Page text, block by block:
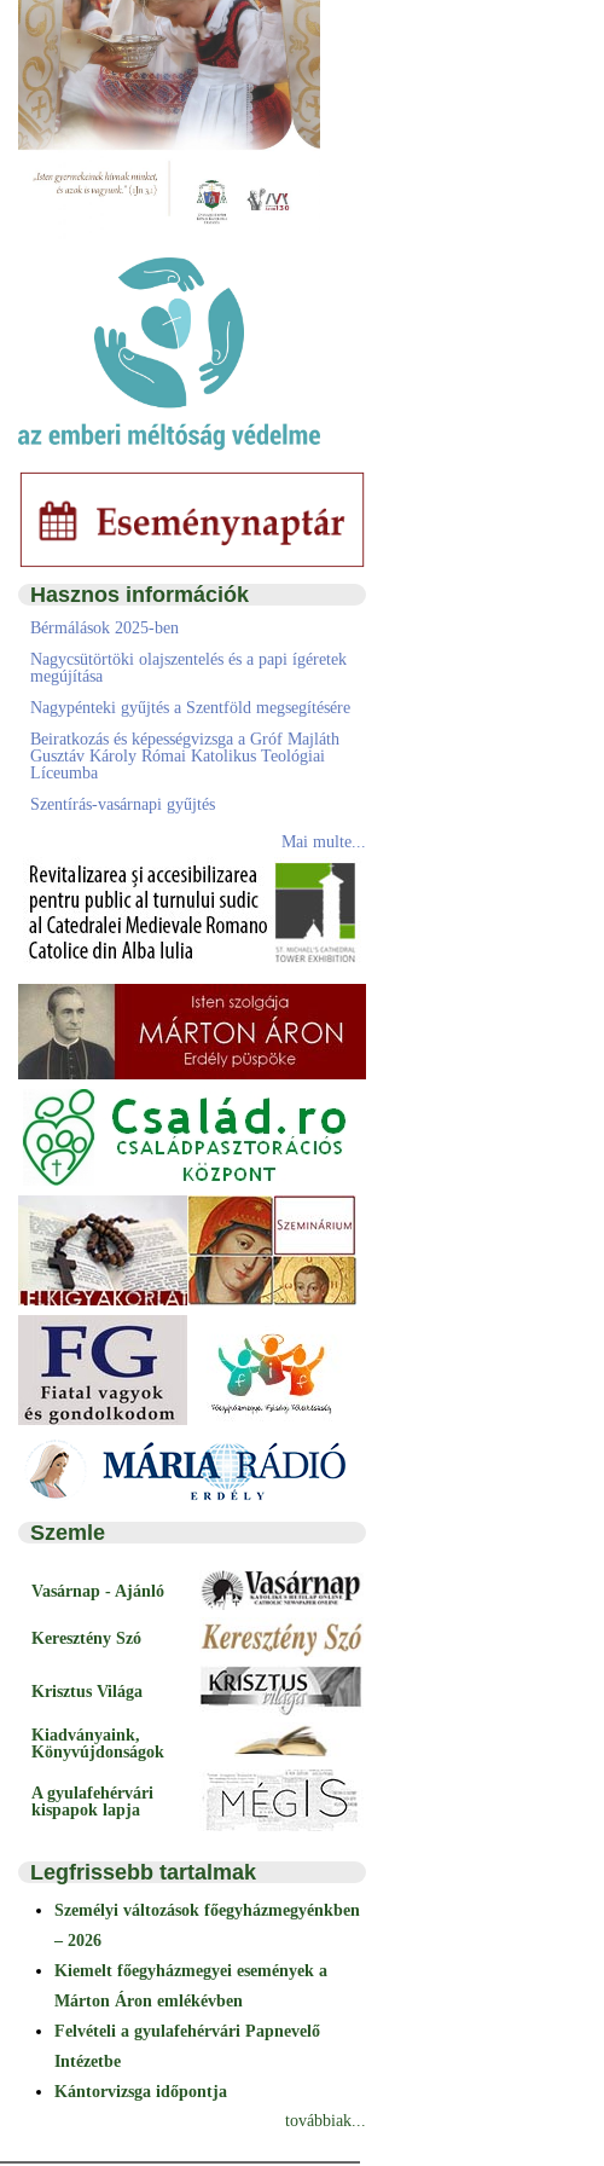
Hasznos információk
Bérmálások 2025-ben
Nagycsütörtöki olajszentelés és a papi ígéretek
megújítása
Nagypénteki gyűjtés a Szentföld megsegítésére
Beiratkozás és képességvizsga a Gróf Majláth
Gusztáv Károly Római Katolikus Teológiai
Líceumba
Szentírás-vasárnapi gyűjtés
Mai multe...
Szemle
Vasárnap - Ajánló
Keresztény Szó
Krisztus Világa
Kiadványaink,
Könyvújdonságok
A gyulafehérvári
kispapok lapja
Legfrissebb tartalmak
Személyi változások főegyházmegyénkben
– 2026
Kiemelt főegyházmegyei események a
Márton Áron emlékévben
Felvételi a gyulafehérvári Papnevelő
Intézetbe
Kántorvizsga időpontja
továbbiak...